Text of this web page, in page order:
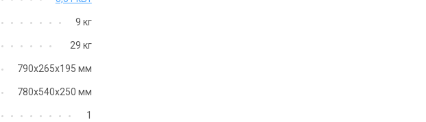
9 кг
29 кг
790x265x195 мм
780x540x250 мм
1